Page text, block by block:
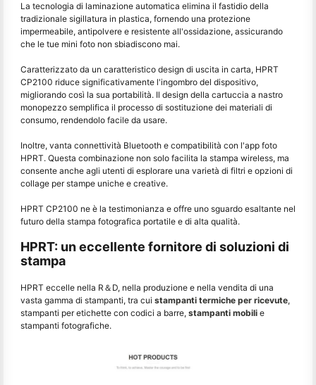
La tecnologia di laminazione automatica elimina il fastidio della
tradizionale sigillatura in plastica, fornendo una protezione
impermeabile, antipolvere e resistente all'ossidazione, assicurando
che le tue mini foto non sbiadiscono mai.
Caratterizzato da un caratteristico design di uscita in carta, HPRT
CP2100 riduce significativamente l'ingombro del dispositivo,
migliorando così la sua portabilità. Il design della cartuccia a nastro
monopezzo semplifica il processo di sostituzione dei materiali di
consumo, rendendolo facile da usare.
Inoltre, vanta connettività Bluetooth e compatibilità con l'app foto
HPRT. Questa combinazione non solo facilita la stampa wireless, ma
consente anche agli utenti di esplorare una varietà di filtri e opzioni di
collage per stampe uniche e creative.
HPRT CP2100 ne è la testimonianza e offre uno sguardo esaltante nel
futuro della stampa fotografica portatile e di alta qualità.
HPRT: un eccellente fornitore di soluzioni di
stampa
HPRT eccelle nella R＆D, nella produzione e nella vendita di una
vasta gamma di stampanti, tra cui stampanti termiche per ricevute,
stampanti per etichette con codici a barre, stampanti mobili e
stampanti fotografiche.